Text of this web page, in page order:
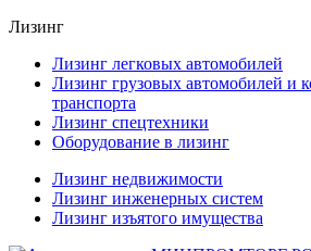
Лизинг
Лизинг легковых автомобилей
Лизинг грузовых автомобилей и
транспорта
Лизинг спецтехники
Оборудование в лизинг
Лизинг недвижимости
Лизинг инженерных систем
Лизинг изъятого имущества